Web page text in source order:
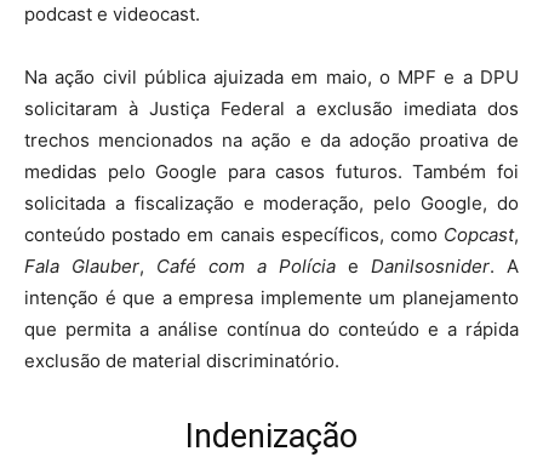
podcast e videocast.
Na ação civil pública ajuizada em maio, o MPF e a DPU
solicitaram à Justiça Federal a exclusão imediata dos
trechos mencionados na ação e da adoção proativa de
medidas pelo Google para casos futuros. Também foi
solicitada a fiscalização e moderação, pelo Google, do
conteúdo postado em canais específicos, como Copcast,
Fala Glauber, Café com a Polícia e Danilsosnider. A
intenção é que a empresa implemente um planejamento
que permita a análise contínua do conteúdo e a rápida
exclusão de material discriminatório.
Indenização